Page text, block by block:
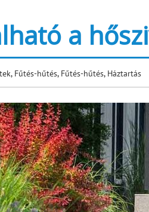
a
, Fűtés-hűtés, Fűtés-hűtés, Háztartás